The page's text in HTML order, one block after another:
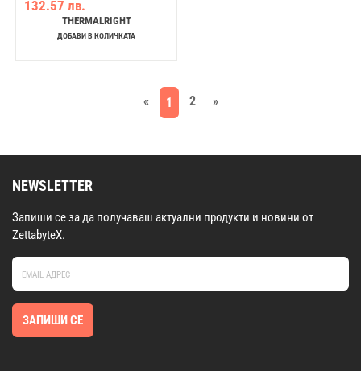
132.57 лв.
THERMALRIGHT
ДОБАВИ В КОЛИЧКАТА
« 1 2 »
NEWSLETTER
Запиши се за да получаваш актуални продукти и новини от
ZettabyteX.
ЗАПИШИ СЕ